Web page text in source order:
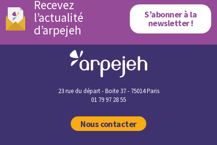
Recevez
l’actualité
d’arpejeh
S’abonner à la
newsletter !
23 rue du départ - Boite 37 - 75014 Paris
01 79 97 28 55
Nous contacter